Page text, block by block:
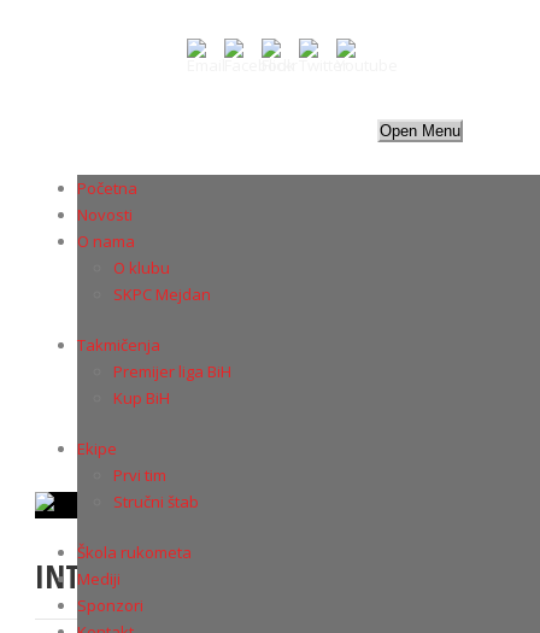
Open Menu
Početna
Novosti
O nama
O klubu
SKPC Mejdan
Takmičenja
Premijer liga BiH
Kup BiH
Ekipe
Prvi tim
Stručni štab
Škola rukometa
Mediji
Sponzori
NOVOSTI
Pratite dešavanja u RK Sloboda
INTERVJU: Aleksandar Kurteš